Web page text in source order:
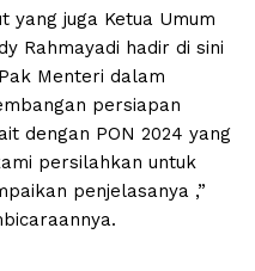
yang juga Ketua Umum
Rahmayadi hadir di sini
Menteri dalam
persiapan
dengan PON 2024 yang
persilahkan untuk
penjelasanya ,”